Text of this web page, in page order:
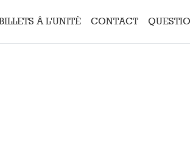
BILLETS À L'UNITÉ CONTACT